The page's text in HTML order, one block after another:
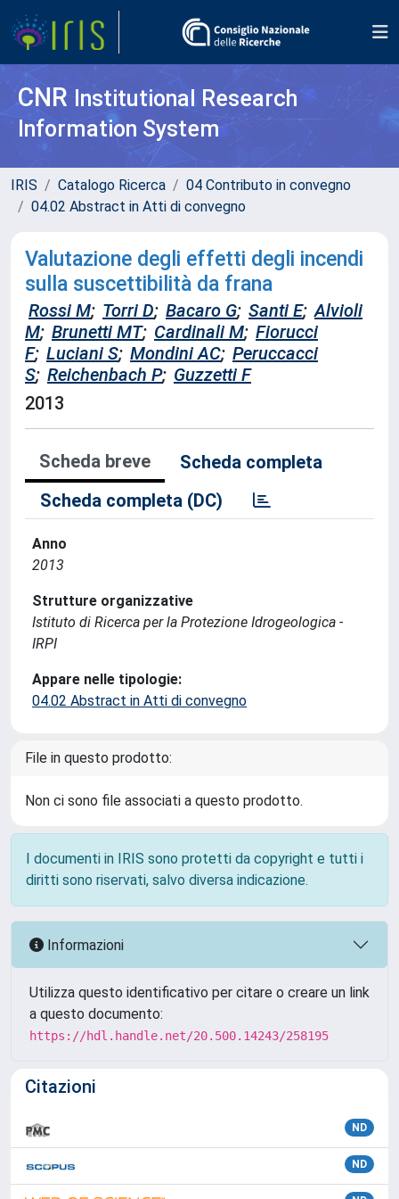
CNR Institutional Research
Information System
IRIS Catalogo Ricerca
04 Contributo in convegno
04.02 Abstract in Atti di convegno
Valutazione degli effetti degli incendi
sulla suscettibilità da frana
Rossi M; Torri D; Bacaro G; Santi E; Alvioli
M; Brunetti MT; Cardinali M; Fiorucci
F; Luciani S; Mondini AC; Peruccacci
S; Reichenbach P; Guzzetti F
2013
Scheda breve
Scheda completa
Scheda completa (DC)
Anno
2013
Strutture organizzative
Istituto di Ricerca per la Protezione Idrogeologica -
IRPI
Appare nelle tipologie:
04.02 Abstract in Atti di convegno
File in questo prodotto:
Non ci sono file associati a questo prodotto.
I documenti in IRIS sono protetti da copyright e tutti i
diritti sono riservati, salvo diversa indicazione.
Informazioni
Utilizza questo identificativo per citare o creare un link
a questo documento:
https://hdl.handle.net/20.500.14243/258195
Citazioni
ND
ND